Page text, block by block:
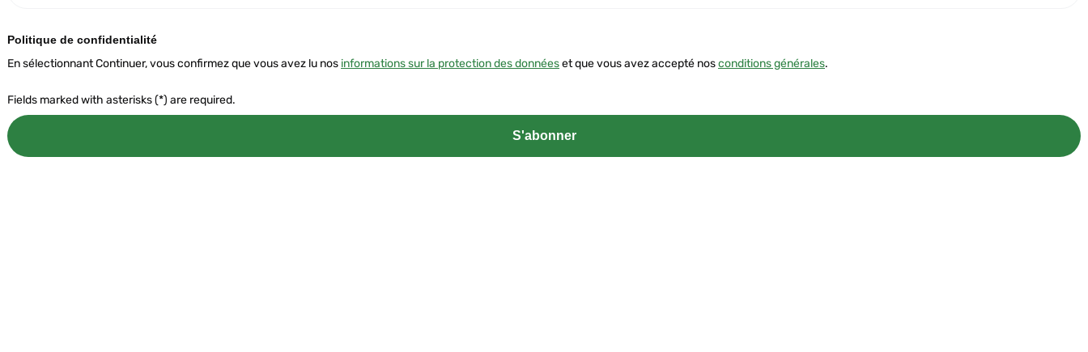
Politique de confidentialité
En sélectionnant Continuer, vous confirmez que vous avez lu nos informations sur la protection des donnéeset que vous avez accepté nosconditions générales.
Fields marked with asterisks (*) are required.
S'abonner